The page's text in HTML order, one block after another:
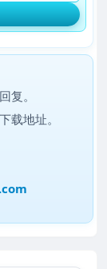
复。
载地址。